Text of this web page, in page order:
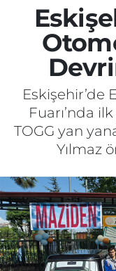
Eskişehir’de
Fuarı’nda
TOGG yan
Yılmaz
ASAYİŞ
SİYASET
EKONOMİ
SAĞLIK
EĞİTİM
SPOR
MAGAZİN
İletişim
Künye
Süper Lig
Tüm
Son Dakika
Haber Arşivi